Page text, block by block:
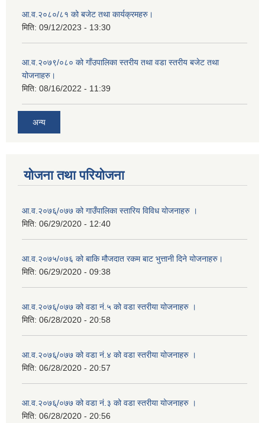
आ.व.२०८०/८१ को बजेट तथा कार्यक्रमहरु।
मिति: 09/12/2023 - 13:30
आ.व.२०७९/०८० को गाँउपालिका स्तरीय तथा वडा स्तरीय बजेट तथा
योजनाहरु।
मिति: 08/16/2022 - 11:39
अन्य
योजना तथा परियोजना
आ.व.२०७६्/०७७ को गाउँपालिका स्तारिय विविध योजनाहरु ।
मिति: 06/29/2020 - 12:40
आ.व.२०७५/०७६ को बाकि मौजदात रकम बाट भुत्तानी दिने योजनाहरु।
मिति: 06/29/2020 - 09:38
आ.व.२०७६्/०७७ को वडा नं.५ को वडा स्तरीया योजनाहरु ।
मिति: 06/28/2020 - 20:58
आ.व.२०७६्/०७७ को वडा नं.४ को वडा स्तरीया योजनाहरु ।
मिति: 06/28/2020 - 20:57
आ.व.२०७६्/०७७ को वडा नं.३ को वडा स्तरीया योजनाहरु ।
मिति: 06/28/2020 - 20:56